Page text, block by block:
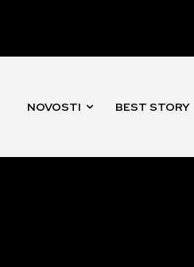
NOVOSTI BEST STORY